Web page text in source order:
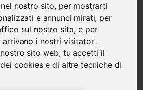
nostro sito, per mostrarti
e annunci mirati, per
sul nostro sito, e per
arrivano i nostri visitatori.
sito web, tu accetti il
cookies e di altre tecniche di